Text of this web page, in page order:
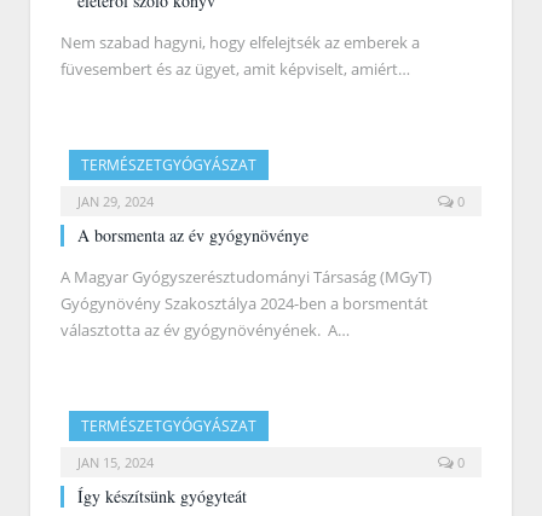
Nem szabad hagyni, hogy elfelejtsék az emberek a
füvesembert és az ügyet, amit képviselt, amiért…
TERMÉSZETGYÓGYÁSZAT
JAN 29, 2024 0
A borsmenta az év gyógynövénye
A Magyar Gyógyszerésztudományi Társaság (MGyT)
Gyógynövény Szakosztálya 2024-ben a borsmentát
választotta az év gyógynövényének. A…
TERMÉSZETGYÓGYÁSZAT
JAN 15, 2024 0
Így készítsünk gyógyteát